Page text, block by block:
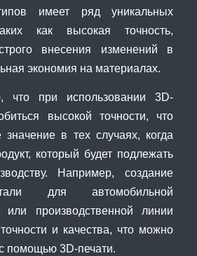
имеет ряд уникальных
как высокая точность,
внесения изменений в
экономия на материалах.
что при использовании 3D-
высокой точности, что
в тех случаях, когда
который будет подлежать
Например, создание
для автомобильной
или производственной линии
и качества, что можно
помощью 3D-печати.